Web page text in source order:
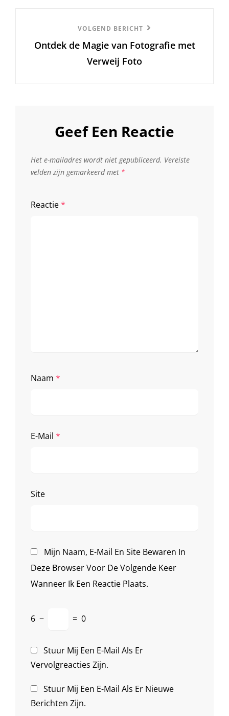
Bericht
VOLGEND BERICHT
Ontdek de Magie van Fotografie met
Verweij Foto
Geef Een Reactie
Het e-mailadres wordt niet gepubliceerd. Vereiste
velden zijn gemarkeerd met *
Reactie*
Naam *
E-Mail *
Site
Mijn Naam, E-Mail En Site Bewaren In
Deze Browser Voor De Volgende Keer
Wanneer Ik Een Reactie Plaats.
6 − = 0
Stuur Mij Een E-Mail Als Er
Vervolgreacties Zijn.
Stuur Mij Een E-Mail Als Er Nieuwe
Berichten Zijn.